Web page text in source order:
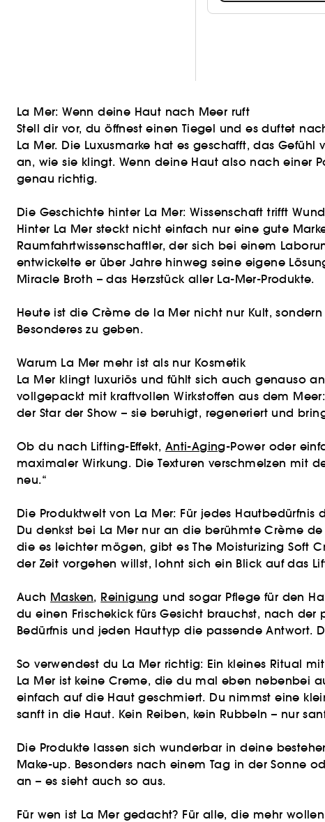
La Mer: Wenn deine Haut nach Meer ruft
Stell dir vor, du öffnest einen Tiegel und es duftet
La Mer. Die Luxusmarke hat es geschafft, das
an, wie sie klingt. Wenn deine Haut also nach einer
genau richtig.
Die Geschichte hinter La Mer: Wissenschaft trifft
Hinter La Mer steckt nicht einfach nur eine gute
Raumfahrtwissenschaftler, der sich bei einem
entwickelte er über Jahre hinweg seine eigene
Miracle Broth – das Herzstück aller La-Mer-Produkte.
Heute ist die Crème de la Mer nicht nur Kult,
Besonderes zu geben.
Warum La Mer mehr ist als nur Kosmetik
La Mer klingt luxuriös und fühlt sich auch genauso
vollgepackt mit kraftvollen Wirkstoffen aus dem
der Star der Show – sie beruhigt, regeneriert und
Ob du nach Lifting-Effekt, Anti-Aging-Power oder
maximaler Wirkung. Die Texturen verschmelzen mit
neu.“
Die Produktwelt von La Mer: Für jedes Hautbedürfnis
Du denkst bei La Mer nur an die berühmte Crème
die es leichter mögen, gibt es The Moisturizing Soft
der Zeit vorgehen willst, lohnt sich ein Blick auf das
Auch Masken, Reinigung und sogar Pflege für den
du einen Frischekick fürs Gesicht brauchst, nach
Bedürfnis und jeden Hauttyp die passende Antwort.
So verwendest du La Mer richtig: Ein kleines Ritual
La Mer ist keine Creme, die du mal eben nebenbei
einfach auf die Haut geschmiert. Du nimmst eine
sanft in die Haut. Kein Reiben, kein Rubbeln – nur
Die Produkte lassen sich wunderbar in deine
Make-up. Besonders nach einem Tag in der Sonne
an – es sieht auch so aus.
Für wen ist La Mer gedacht? Für alle, die mehr wollen